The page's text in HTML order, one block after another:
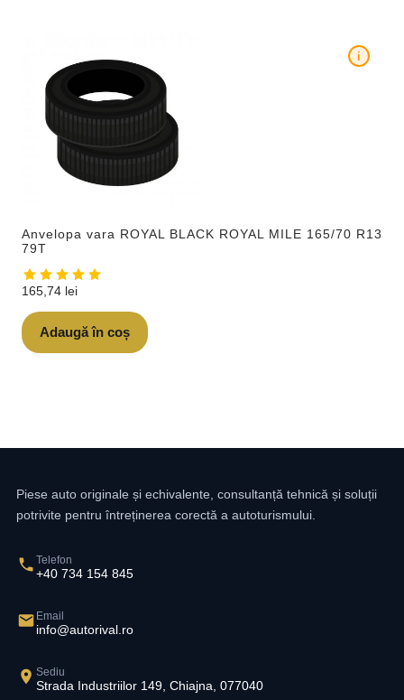
Anvelopa vara ROYAL BLACK ROYAL MILE 165/70 R13
79T
i
165,74 lei
Adaugă în coș
Piese auto originale și echivalente, consultanță tehnică și soluții
potrivite pentru întreținerea corectă a autoturismului.
Telefon
+40 734 154 845
Email
info@autorival.ro
Sediu
Strada Industriilor 149, Chiajna, 077040